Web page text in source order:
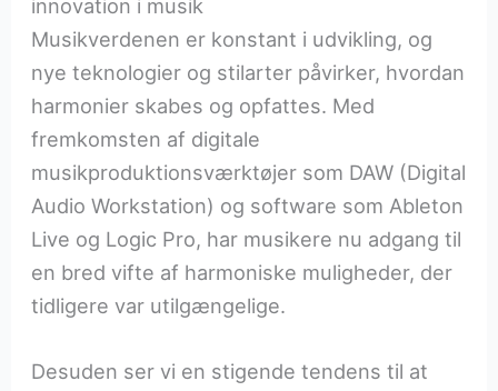
innovation i musik
Musikverdenen er konstant i udvikling, og
nye teknologier og stilarter påvirker, hvordan
harmonier skabes og opfattes. Med
fremkomsten af digitale
musikproduktionsværktøjer som DAW (Digital
Audio Workstation) og software som Ableton
Live og Logic Pro, har musikere nu adgang til
en bred vifte af harmoniske muligheder, der
tidligere var utilgængelige.
Desuden ser vi en stigende tendens til at